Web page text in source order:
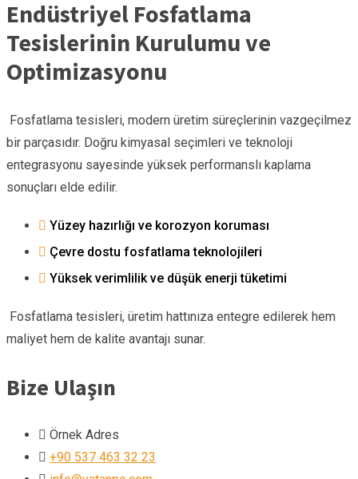
Endüstriyel Fosfatlama
Tesislerinin Kurulumu ve
Optimizasyonu
Fosfatlama tesisleri, modern üretim süreçlerinin vazgeçilmez
bir parçasıdır. Doğru kimyasal seçimleri ve teknoloji
entegrasyonu sayesinde yüksek performanslı kaplama
sonuçları elde edilir.
Yüzey hazırlığı ve korozyon koruması
Çevre dostu fosfatlama teknolojileri
Yüksek verimlilik ve düşük enerji tüketimi
Fosfatlama tesisleri, üretim hattınıza entegre edilerek hem
maliyet hem de kalite avantajı sunar.
Bize Ulaşın
Örnek Adres
+90 537 463 32 23